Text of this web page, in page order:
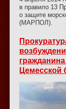
в правило 13
о защите
(МАРПОЛ).
Цемесской